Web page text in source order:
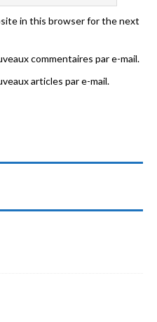
in this browser for the next
commentaires par e-mail.
articles par e-mail.